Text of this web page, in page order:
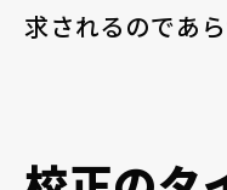
求されるのであ